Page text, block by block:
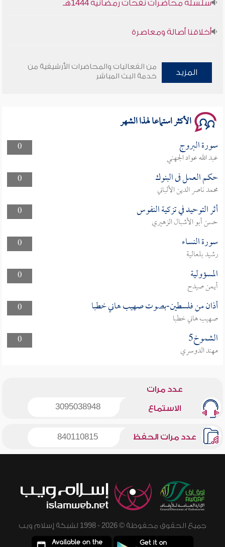
سلسلة محاضرات نفحات رمضانية 1444هـ
المزيد
من الفعاليات والمحاضرات الأرشيفية من
خدمة البث المباشر
الأكثر استماعا لهذا الشهر
0 سورة البروج
عبد الله عواد الجهني
0
حكم العمل فى البنوك
محمد ناصر الدين الألباني
0
أثر التوحيد في تزكية النفوس
حسن أبو الأشبال الزهيري
0
سورة النساء
رشيد بلعالية
0
المسؤولية
أيمن صيدح
0
أذان من فلسطين-بصوت صهيب هاني خطبا
صهيب هاني خطبا
0
الشموخ5
مهند الدوسري
عدد مرات
الاستماع 3095038948
عدد مرات الحفظ 840110815
جميع الحقوق محفوظة © 2026 - 1998 لشبكة إسلام ويب